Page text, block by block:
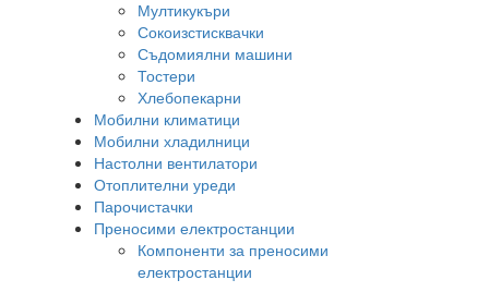
Мултикукъри
Сокоизстисквачки
Съдомиялни машини
Тостери
Хлебопекарни
Мобилни климатици
Мобилни хладилници
Настолни вентилатори
Отоплителни уреди
Парочистачки
Преносими електростанции
Компоненти за преносими
електростанции